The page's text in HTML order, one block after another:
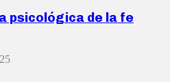
psicológica de la fe